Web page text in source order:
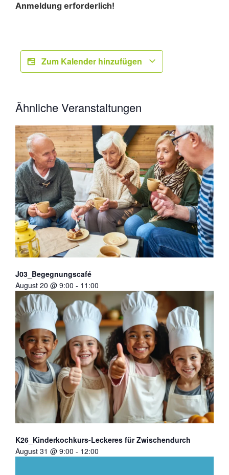
Anmeldung erforderlich!
Zum Kalender hinzufügen
Ähnliche Veranstaltungen
J03_Begegnungscafé
August 20 @ 9:00 - 11:00
K26_Kinderkochkurs-Leckeres für Zwischendurch
August 31 @ 9:00 - 12:00